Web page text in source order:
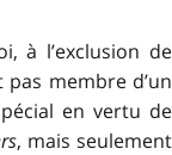
à l’exclusion de
pas membre d’un
en vertu de
, mais seulement